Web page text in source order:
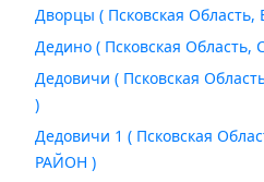
Дворцы ( Псковская
Дедино ( Псковская
Дедовичи ( Псковская
)
Дедовичи 1 ( Псковская
РАЙОН )